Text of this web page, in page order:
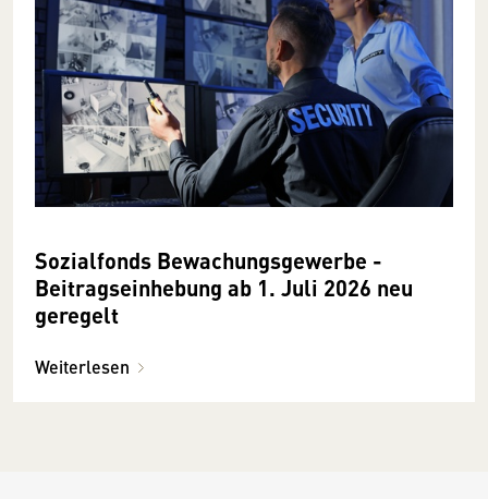
Sozialfonds Bewachungsgewerbe -
Beitragseinhebung ab 1. Juli 2026 neu
geregelt
Weiterlesen